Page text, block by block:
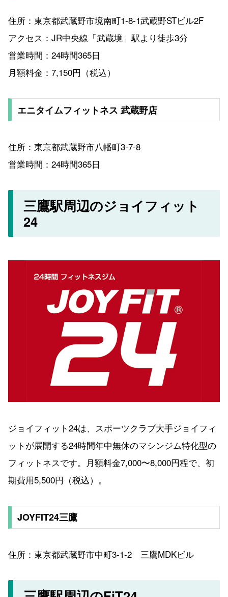
住所：東京都武蔵野市境南町1-8-1武蔵野STビル2F
アクセス：JR中央線「武蔵境」駅より徒歩3分
営業時間：24時間365日
月額料金：7,150円（税込）
エニタイムフィットネス 武蔵野店
住所：東京都武蔵野市八幡町3-7-8
営業時間：24時間365日
三鷹駅周辺のジョイフィット
24
ジョイフィット24は、スポーツクラブ大手ジョイフィ
ットが展開する24時間年中無休のマシンジム特化型の
フィットネスです。月額料金7,000〜8,000円程で、初
期費用5,500円（税込）。
JOYFIT24三鷹
住所：東京都武蔵野市中町3-1-2 三鷹MDKビル